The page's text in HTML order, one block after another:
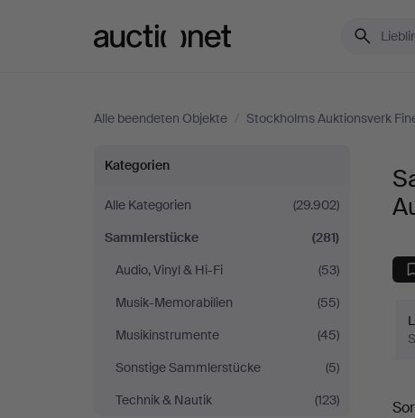
Alle beendeten Objekte / Stockholms Auktionsverk
Sammlerstücke
bei
Stockholms
Auktionsverk
Fine
Art
Kategorien
Alle Kategorien
(29.902)
Sammlerstücke
(281)
Audio, Vinyl & Hi-Fi
(53)
Musik-Memorabilien
(55)
Musikinstrumente
(45)
Sonstige Sammlerstücke
(5)
Technik & Nautik
(123)